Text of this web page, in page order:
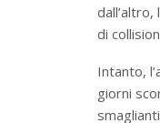
di
Intanto,
giorni